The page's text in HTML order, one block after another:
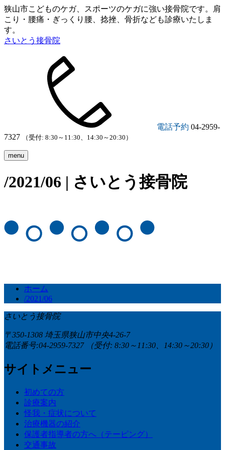
狭山市こどものケガ、スポーツのケガに強い接骨院です。肩
こり・腰痛・ぎっくり腰、捻挫、骨折なども診療いたしま
す。
さいとう接骨院
電話予約 04-2959-
7327
（受付: 8:30～11:30、14:30～20:30）
menu
/2021/06 | さいとう接骨院
ホーム
/2021/06
さいとう接骨院
〒350-1308 埼玉県狭山市中央4-26-7
電話番号:04-2959-7327
（受付: 8:30～11:30、14:30～20:30）
サイトメニュー
初めての方
診療案内
怪我・症状について
治療機器の紹介
保護者指導者の方へ（テーピング）
交通事故